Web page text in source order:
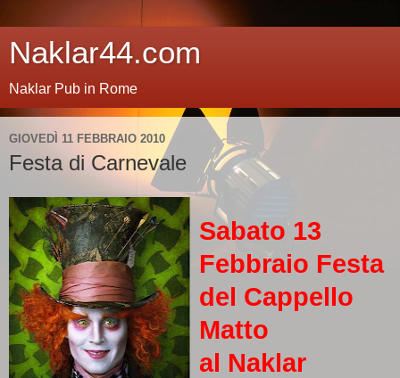
Naklar44.com
Naklar Pub in Rome
GIOVEDÌ 11 FEBBRAIO 2010
Festa di Carnevale
Sabato 13
Febbraio Festa
del Cappello
Matto
al Naklar